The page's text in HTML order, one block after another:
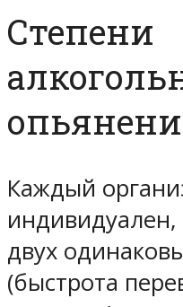
Степени
Каждый
индивидуален,
двух
(быстрота